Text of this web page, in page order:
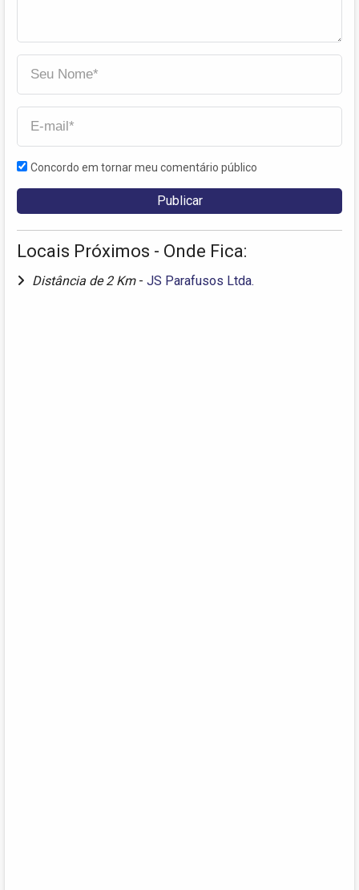
Concordo em tornar meu comentário público
Locais Próximos - Onde Fica:
Distância de 2 Km - JS Parafusos Ltda.